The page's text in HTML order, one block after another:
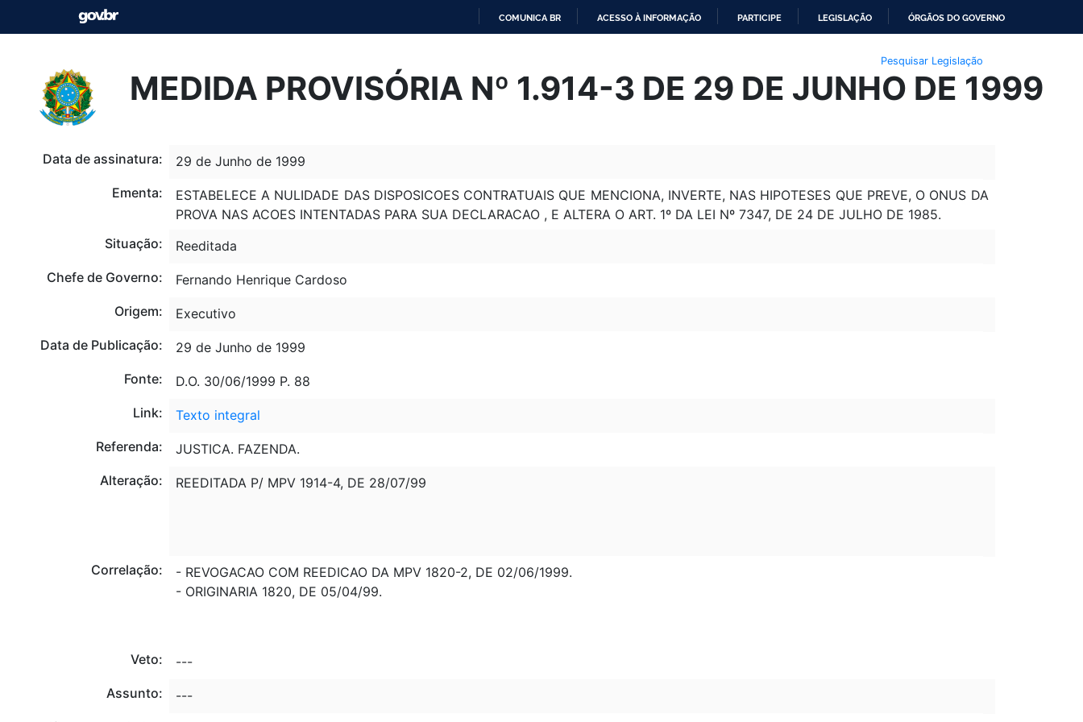
O
CONTEÚDO
COMUNICA BR ACESSO À INFORMAÇÃO PARTICIPE LEGISLAÇÃO ÓRGÃOS DO GOVERNO
Pesquisar Legislação
MEDIDA PROVISÓRIA Nº 1.914-3 DE 29 DE JUNHO DE 1999
Data de assinatura:
29 de Junho de 1999
Ementa:
ESTABELECE A NULIDADE DAS DISPOSICOES CONTRATUAIS QUE MENCIONA, INVERTE, NAS HIPOTESES QUE PREVE, O ONUS DA
PROVA NAS ACOES INTENTADAS PARA SUA DECLARACAO , E ALTERA O ART. 1º DA LEI Nº 7347, DE 24 DE JULHO DE 1985.
Situação:
Reeditada
Chefe de Governo:
Fernando Henrique Cardoso
Origem:
Executivo
Data de Publicação:
29 de Junho de 1999
Fonte:
D.O. 30/06/1999 P. 88
Link:
Texto integral
Referenda:
JUSTICA. FAZENDA.
Alteração:
REEDITADA P/ MPV 1914-4, DE 28/07/99
Correlação:
- REVOGACAO COM REEDICAO DA MPV 1820-2, DE 02/06/1999.
- ORIGINARIA 1820, DE 05/04/99.
Veto:
---
Assunto:
---